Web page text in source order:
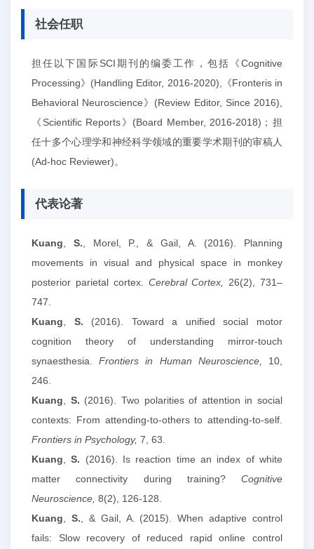
社会任职
担任以下国际SCI期刊的编委工作，包括《Cognitive
Processing》(Handling Editor, 2016-2020),《Fronteris in
Behavioral Neuroscience》(Review Editor, Since 2016),
《Scientific Reports》(Board Member, 2016-2018)；担
任十多个心理学和神经科学领域的重要学术期刊的审稿人
(Ad-hoc Reviewer)。
代表论著
Kuang S. , Morel, P., & Gail, A. (2016). Planning
movements in visual and physical space in monkey
posterior parietal cortex. Cerebral Cortex,
26(2), 731–
747.
Kuang
S. (2016). Toward a unified social motor
cognition theory of understanding mirror-touch
synaesthesia.Frontiers in Human Neuroscience, 10,
246.
Kuang
S. (2016). Two polarities of attention in social
contexts: From attending-to-others to attending-to-self.
Frontiers in Psychology, 7, 63.
Kuang ,S. (2016). Is reaction time an index of white
matter connectivity during training? Cognitive
Neuroscience, 8(2), 126-128.
Kuang
S. , & Gail, A.
(2015). When adaptive control
fails: Slow recovery of reduced rapid online control